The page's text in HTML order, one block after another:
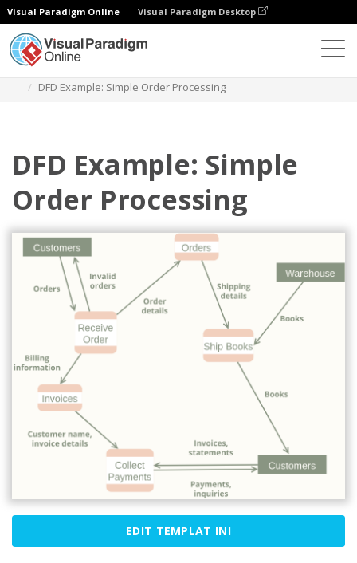
Visual Paradigm Online Visual Paradigm Desktop
DFD Example: Simple Order Processing
DFD Example: Simple
Order Processing
EDIT TEMPLAT INI